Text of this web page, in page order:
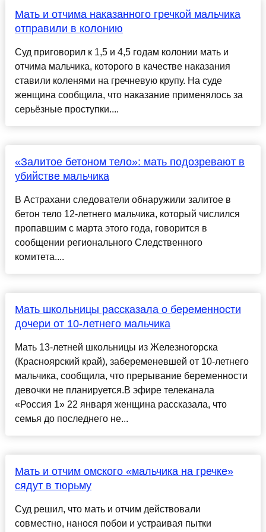
Мать и отчима наказанного гречкой мальчика
отправили в колонию
Суд приговорил к 1,5 и 4,5 годам колонии мать и
отчима мальчика, которого в качестве наказания
ставили коленями на гречневую крупу. На суде
женщина сообщила, что наказание применялось за
серьёзные проступки....
«Залитое бетоном тело»: мать подозревают в
убийстве мальчика
В Астрахани следователи обнаружили залитое в
бетон тело 12-летнего мальчика, который числился
пропавшим с марта этого года, говорится в
сообщении регионального Следственного
комитета....
Мать школьницы рассказала о беременности
дочери от 10-летнего мальчика
Мать 13-летней школьницы из Железногорска
(Красноярский край), забеременевшей от 10-летнего
мальчика, сообщила, что прерывание беременности
девочки не планируется.В эфире телеканала
«Россия 1» 22 января женщина рассказала, что
семья до последнего не...
Мать и отчим омского «мальчика на гречке»
сядут в тюрьму
Суд решил, что мать и отчим действовали
совместно, нанося побои и устраивая пытки